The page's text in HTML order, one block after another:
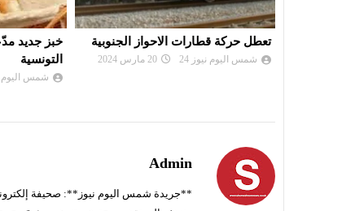
خبز جديد مدّعم قريبا في الأسواق
التونسية
مزيد من
شمس اليوم
Admin
**جريدة شمس اليوم نيوز**: صحيفة إلكترونية